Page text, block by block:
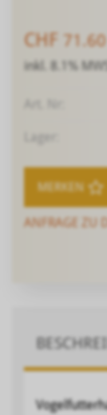
CHF 71.60
inkl. 8.1%
MERKEN
ANFRAGE ZU